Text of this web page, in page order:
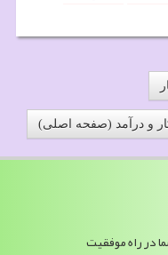
و درآمد (صفحه اصلی)
در راه موفقیت